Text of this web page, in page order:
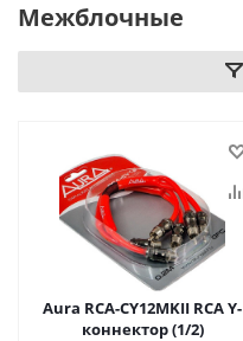
Межблочные
Aura RCA-CY12MKII RCA Y-
коннектор (1/2)